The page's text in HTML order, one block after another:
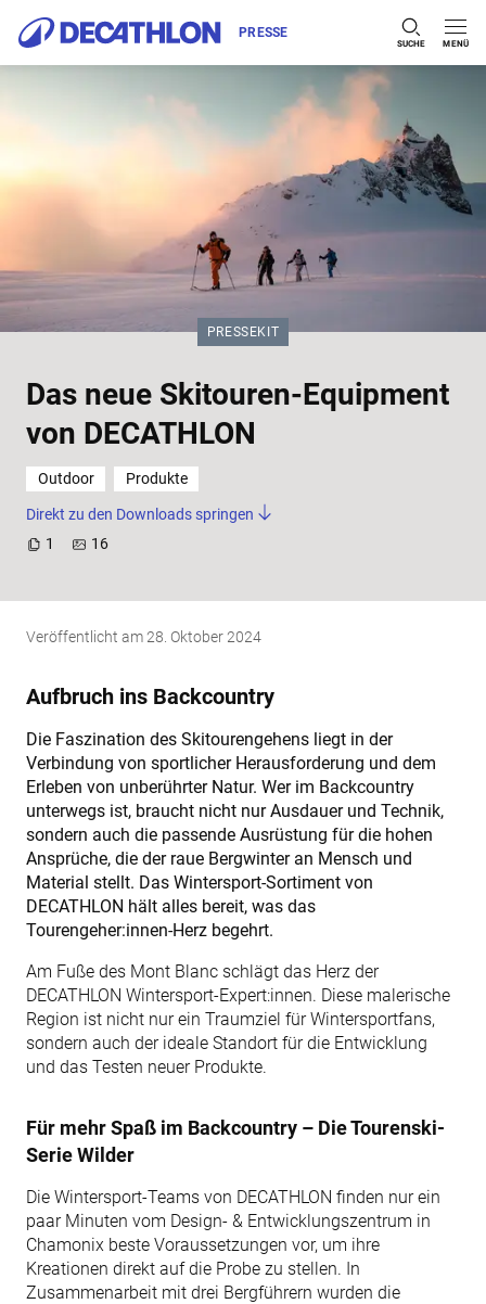
PRESSE
SUCHE MENÜ
Das neue Skitouren-Equipment
von DECATHLON
KATEGORIE:
PRESSEKIT
Outdoor Produkte
Direkt zu den Downloads springen
1
16
Veröffentlicht am28. Oktober 2024
Aufbruch ins Backcountry
Die Faszination des Skitourengehens liegt in der
Verbindung von sportlicher Herausforderung und dem
Erleben von unberührter Natur. Wer im Backcountry
unterwegs ist, braucht nicht nur Ausdauer und Technik,
sondern auch die passende Ausrüstung für die hohen
Ansprüche, die der raue Bergwinter an Mensch und
Material stellt. Das Wintersport-Sortiment von
DECATHLON hält alles bereit, was das
Tourengeher:innen-Herz begehrt.
Am Fuße des Mont Blanc schlägt das Herz der
DECATHLON Wintersport-Expert:innen. Diese malerische
Region ist nicht nur ein Traumziel für Wintersportfans,
sondern auch der ideale Standort für die Entwicklung
und das Testen neuer Produkte.
Für mehr Spaß im Backcountry – Die Tourenski-
Serie Wilder
Die Wintersport-Teams von DECATHLON finden nur ein
paar Minuten vom Design- & Entwicklungszentrum in
Chamonix beste Voraussetzungen vor, um ihre
Kreationen direkt auf die Probe zu stellen. In
Zusammenarbeit mit drei Bergführern wurden die